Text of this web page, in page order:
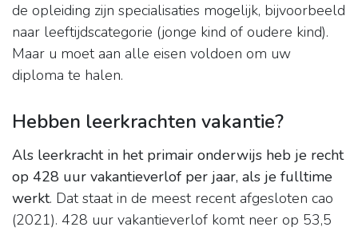
de opleiding zijn specialisaties mogelijk, bijvoorbeeld
naar leeftijdscategorie (jonge kind of oudere kind).
Maar u moet aan alle eisen voldoen om uw
diploma te halen.
Hebben leerkrachten vakantie?
Als leerkracht in het primair onderwijs heb je recht
op 428 uur vakantieverlof per jaar, als je fulltime
werkt. Dat staat in de meest recent afgesloten cao
(2021). 428 uur vakantieverlof komt neer op 53,5